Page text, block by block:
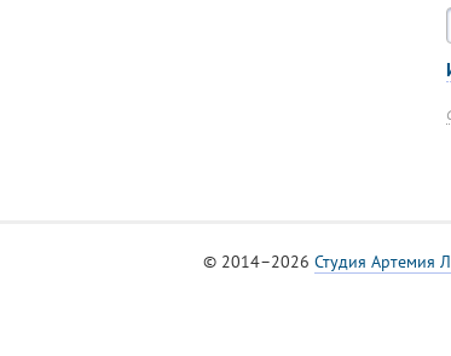
© 2014–2026Студия Артемия